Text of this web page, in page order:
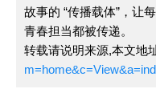
故事的 “传播载体”，让
青春担当都被传递。
转载请说明来源,本文地